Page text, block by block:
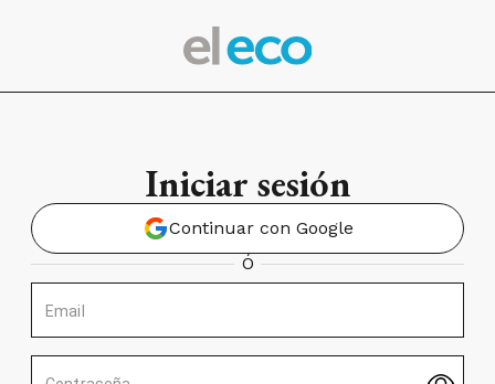
Iniciar sesión
Continuar con Google
Ó
Email